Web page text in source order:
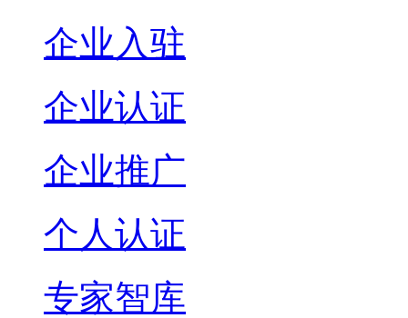
企业入驻
企业认证
企业推广
个人认证
专家智库